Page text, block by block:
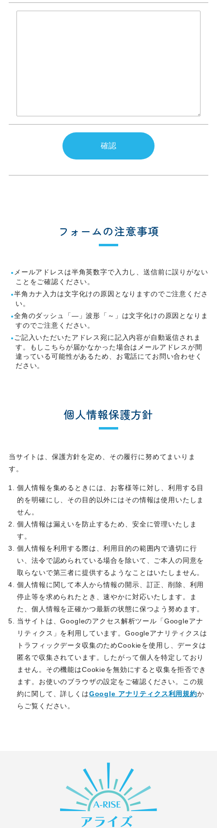
フォームの注意事項
メールアドレスは半角英数字で入力し、送信前に誤りがない
ことをご確認ください。
半角カナ入力は文字化けの原因となりますのでご注意くださ
い。
全角のダッシュ「―」波形「～」は文字化けの原因となりま
すのでご注意ください。
ご記入いただいたアドレス宛に記入内容が自動返信されま
す。もしこちらが届かなかった場合はメールアドレスが間
違っている可能性があるため、お電話にてお問い合わせく
ださい。
個人情報保護方針
当サイトは、保護方針を定め、その履行に努めてまいりま
す。
個人情報を集めるときには、お客様等に対し、利用する目
的を明確にし、その目的以外にはその情報は使用いたしま
せん。
個人情報は漏えいを防止するため、安全に管理いたしま
す。
個人情報を利用する際は、利用目的の範囲内で適切に行
い、法令で認められている場合を除いて、ご本人の同意を
取らないで第三者に提供するようなことはいたしません。
個人情報に関して本人から情報の開示、訂正、削除、利用
停止等を求められたとき、速やかに対応いたします。ま
た、個人情報を正確かつ最新の状態に保つよう努めます。
当サイトは、Googleのアクセス解析ツール「Googleアナ
リティクス」を利用しています。Googleアナリティクスは
トラフィックデータ収集のためCookieを使用し、データは
匿名で収集されています。したがって個人を特定しており
ません。その機能はCookieを無効にすると収集を拒否でき
ます。お使いのブラウザの設定をご確認ください。この規
約に関して、詳しくはGoogle アナリティクス利用規約か
らご覧ください。